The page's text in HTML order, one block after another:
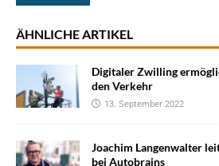
ÄHNLICHE ARTIKEL
Digitaler Zwilling
den Verkehr
13. September 2022
Joachim Langenwalter
bei Autobrains